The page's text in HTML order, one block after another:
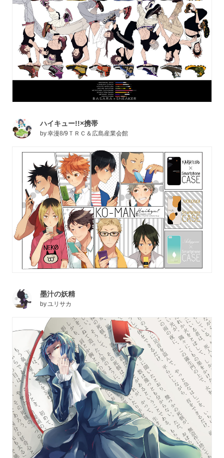
ハイキュー!!×携帯
by幸漫8/9ＴＲＣ＆広島産業会館
墨汁の妖精
byユリサカ